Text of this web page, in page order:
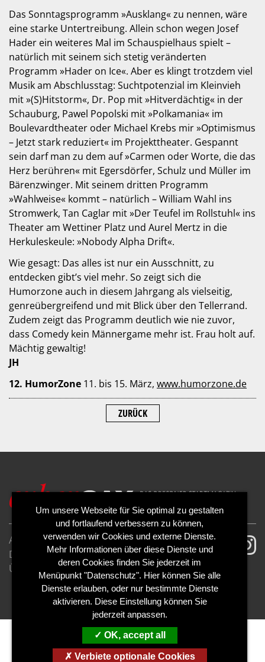
Das Sonntagsprogramm »Ausklang« zu nennen, wäre
eine starke Untertreibung. Allein schon wegen Josef
Hader ein weiteres Mal im Schauspielhaus spielt –
natürlich mit seinem sich stetig veränderten
Programm »Hader on Ice«. Aber es klingt trotzdem viel
Musik am Abschlusstag: Suchtpotenzial im Kleinvieh
mit »(S)Hitstorm«, Dr. Pop mit »Hitverdächtig« in der
Schauburg, Pawel Popolski mit »Polkamania« im
Boulevardtheater oder Michael Krebs mir »Optimismus
– Jetzt stark reduziert« im Projekttheater. Gespannt
sein darf man zu dem auf »Carmen oder Worte, die das
Herz berühren« mit Egersdörfer, Schulz und Müller im
Bärenzwinger. Mit seinem dritten Programm
»Wahlweise« kommt – natürlich – William Wahl ins
Stromwerk, Tan Caglar mit »Der Teufel im Rollstuhl« ins
Theater am Wettiner Platz und Aurel Mertz in die
Herkuleskeule: »Nobody Alpha Drift«.
Wie gesagt: Das alles ist nur ein Ausschnitt, zu
entdecken gibt’s viel mehr. So zeigt sich die
Humorzone auch in diesem Jahrgang als vielseitig,
genreübergreifend und mit Blick über den Tellerrand.
Zudem zeigt das Programm deutlich wie nie zuvor,
dass Comedy kein Männergame mehr ist. Frau holt auf.
Mächtig gewaltig!
JH
12. HumorZone 11. bis 15. März, www.humorzone.de
ZURÜCK
AGB
Impressum
Datenschutzerklärung
Cookies
Über uns
Kontakt
Mediadaten
Abo kündigen
Abo widerrufen
Um unsere Webseite für Sie optimal zu gestalten
und fortlaufend verbessern zu können,
verwenden wir Cookies und externe Dienste.
Mehr Informationen über diese Dienste und
deren Cookies finden Sie jederzeit im
Menüpunkt "Datenschutz". Hier können Sie alle
Dienste erlauben, oder nur bestimmte Dienste
aktivieren. Diese Einstellung können Sie
jederzeit anpassen.
OK, accept all
Verbiete optionale Cookies